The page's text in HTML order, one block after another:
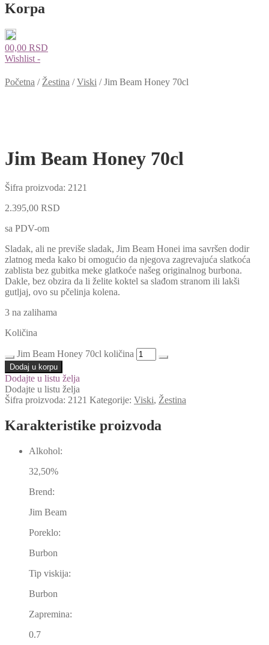
Korpa
00,00 RSD
Wishlist -
Početna / Žestina /Viski /Jim Beam Honey 70cl
Jim Beam Honey 70cl
Šifra proizvoda: 2121
2.395,00 RSD
sa PDV-om
Sladak, ali ne previše sladak, Jim Beam Honei ima savršen dodir
zlatnog meda kako bi omogućio da njegova zagrevajuća slatkoća
zablista bez gubitka meke glatkoće našeg originalnog burbona.
Dakle, bez obzira da li želite koktel sa slađom stranom ili lakši
gutljaj, ovo su pčelinja kolena.
3 na zalihama
Količina
Jim Beam Honey 70cl količina
Dodaj u korpu
Dodajte u listu želja
Dodajte u listu želja
Šifra proizvoda: 2121 Kategorije: Viski, Žestina
Karakteristike proizvoda
Alkohol:
32,50%
Brend:
Jim Beam
Poreklo:
Burbon
Tip viskija:
Burbon
Zapremina:
0.7